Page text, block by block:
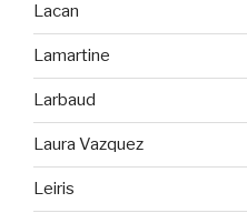
Lacan
Lamartine
Larbaud
Laura Vazquez
Leiris